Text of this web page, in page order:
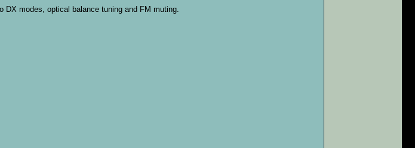
DX modes, optical balance tuning and FM muting.